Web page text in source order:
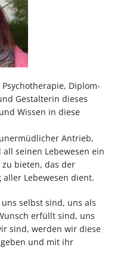
Diplom-
Gestalterin dieses
Wissen in diese
Antrieb,
seinen Lebewesen ein
bieten, das der
Lebewesen dient.
selbst sind, uns als
erfüllt sind, uns
sind, werden wir diese
und mit ihr